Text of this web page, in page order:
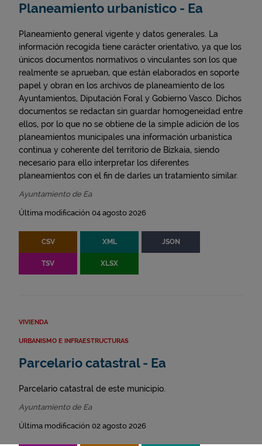
Planeamiento urbanístico - Ea
Planeamiento general vigente y datos generales. La
información recogida tiene carácter orientativo, ya que los
únicos documentos normativos o vinculantes son los que
realmente se aprueban, que están elaborados en soporte
papel y obran en los archivos de planeamiento de los
Ayuntamientos, Diputación Foral y Gobierno Vasco. Dichos
documentos se redactan sin guardar homogeneidad entre
ellos, por lo que no se obtiene de la simple adición de los
planeamientos municipales una información urbanística
continua y coherente del territorio de Bizkaia, siendo
necesario para ello interpretar los diferentes
planeamientos con el fin de darles un tratamiento similar.
Ayuntamiento de Ea
Última modificación 04 agosto 2026
CSV XML JSON
TSV XLSX
VIVIENDA
URBANISMO E INFRAESTRUCTURAS
Parcelario catastral - Ea
Parcelario catastral de este municipio.
Ayuntamiento de Ea
Última modificación 02 agosto 2026